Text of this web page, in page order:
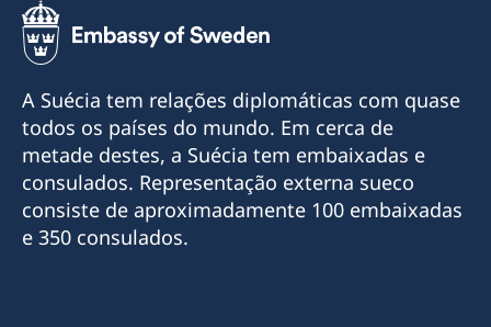
A Suécia tem relações diplomáticas com quase
todos os países do mundo. Em cerca de
metade destes, a Suécia tem embaixadas e
consulados. Representação externa sueco
consiste de aproximadamente 100 embaixadas
e 350 consulados.